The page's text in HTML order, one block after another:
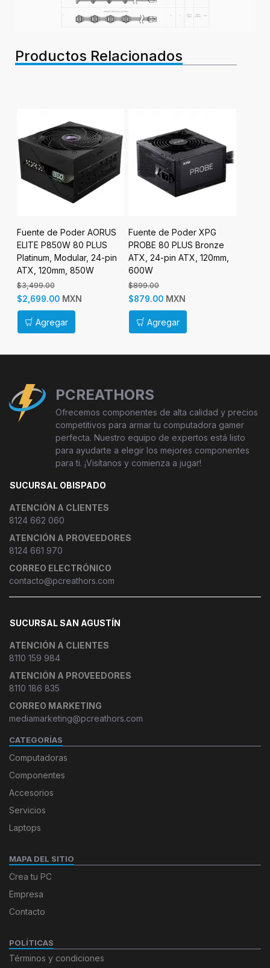
Productos Relacionados
Fuente de Poder AORUS
ELITE P850W 80 PLUS
Platinum, Modular, 24-pin
ATX, 120mm, 850W
$3,499.00
$2,699.00 MXN
Agregar
Fuente de Poder XPG
PROBE 80 PLUS Bronze
ATX, 24-pin ATX, 120mm,
600W
$899.00
$879.00 MXN
Agregar
PCREATHORS
Ofrecemos componentes de alta calidad y precios
competitivos para armar tu computadora gamer
perfecta. Nuestro equipo de expertos está listo
para ayudarte a elegir los mejores componentes
para ti. ¡Visítanos y comienza a jugar!
SUCURSAL OBISPADO
ATENCIÓN A CLIENTES
8124 662 060
ATENCIÓN A PROVEEDORES
8124 661 970
CORREO ELECTRÓNICO
contacto@pcreathors.com
SUCURSAL SAN AGUSTÍN
ATENCIÓN A CLIENTES
8110 159 984
ATENCIÓN A PROVEEDORES
8110 186 835
CORREO MARKETING
mediamarketing@pcreathors.com
CATEGORÍAS
Computadoras
Componentes
Accesorios
Servicios
Laptops
MAPA DEL SITIO
Crea tu PC
Empresa
Contacto
POLÍTICAS
Términos y condiciones